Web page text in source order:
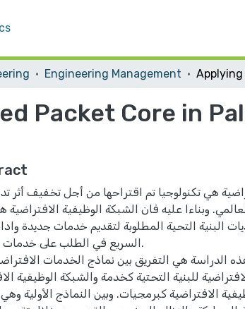
Engineering Management
Packet Core in
هي تكنولوجيا تم اقتراحها من أجل تخفيف أثر
وبناءا عليه فان الشبكة الوظيفية الافتراضية
البنية التحية المطلوبة لتقديم خدمات جديدة
السريع في الطلب على خدمات
الدراسة هي التفريق بين نماذج الخدمات
للبنية التحتية كخدمة والشبكة الوظيفية
الافتراضية كبرمجيات. وبين النماذج الأولية